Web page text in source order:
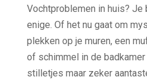
Vochtproblemen in huis? Je
enige. Of het nu gaat om
plekken op je muren, een
of schimmel in de
stilletjes maar zeker